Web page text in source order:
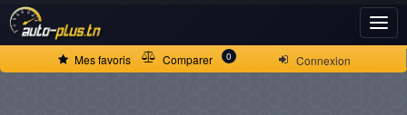
Connexion
Mes favoris Comparer 0
ACCUEIL